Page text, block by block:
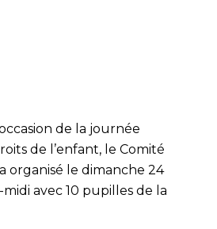
de la journée
de l’enfant, le Comité
organisé le dimanche 24
avec 10 pupilles de la